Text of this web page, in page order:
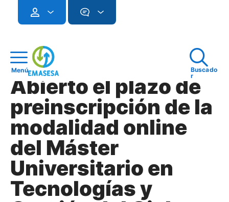
Menú
Buscado
r
Abierto el plazo de
preinscripción de la
modalidad online
del Máster
Universitario en
Tecnologías y